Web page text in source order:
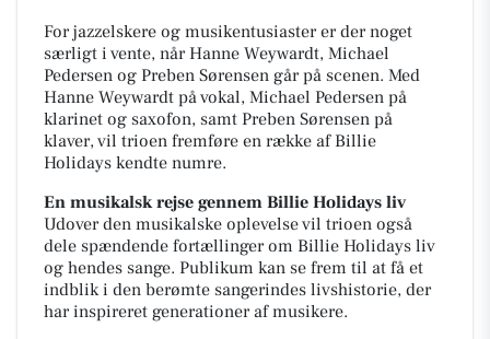
For jazzelskere og musikentusiaster er der noget
særligt i vente, når Hanne Weywardt, Michael
Pedersen og Preben Sørensen går på scenen. Med
Hanne Weywardt på vokal, Michael Pedersen på
klarinet og saxofon, samt Preben Sørensen på
klaver, vil trioen fremføre en række af Billie
Holidays kendte numre.
En musikalsk rejse gennem Billie Holidays liv
Udover den musikalske oplevelse vil trioen også
dele spændende fortællinger om Billie Holidays liv
og hendes sange. Publikum kan se frem til at få et
indblik i den berømte sangerindes livshistorie, der
har inspireret generationer af musikere.